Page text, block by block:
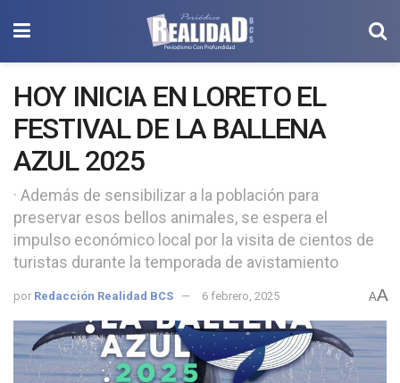
HOY INICIA EN LORETO EL
FESTIVAL DE LA BALLENA
AZUL 2025
· Además de sensibilizar a la población para
preservar esos bellos animales, se espera el
impulso económico local por la visita de cientos de
turistas durante la temporada de avistamiento
por Redacción Realidad BCS 6 febrero, 2025 AA